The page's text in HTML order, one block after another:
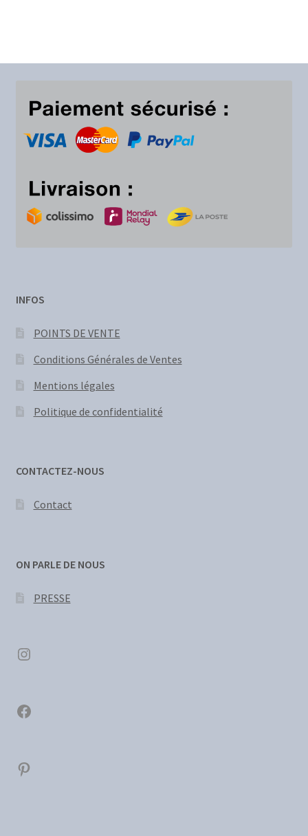
INFOS
POINTS DE VENTE
Conditions Générales de Ventes
Mentions légales
Politique de confidentialité
CONTACTEZ-NOUS
Contact
ON PARLE DE NOUS
PRESSE
Instagram
Facebook
Pinterest